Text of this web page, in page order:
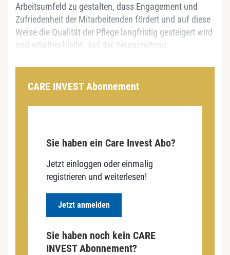
Arbeitsumfeld zu gestalten, dass Engagement und
Zufriedenheit der Mitarbeitenden fördert und auf diese
Weise die Qualität der Pflege langfristig gesteigert wird
und erhalten bleibt. Auf der Veranstaltung...
CARE INVEST Abonnement
Sie haben ein Care Invest Abo?
Jetzt einloggen oder einmalig
registrieren und weiterlesen!
Jetzt anmelden
Sie haben noch kein CARE
INVEST Abonnement?